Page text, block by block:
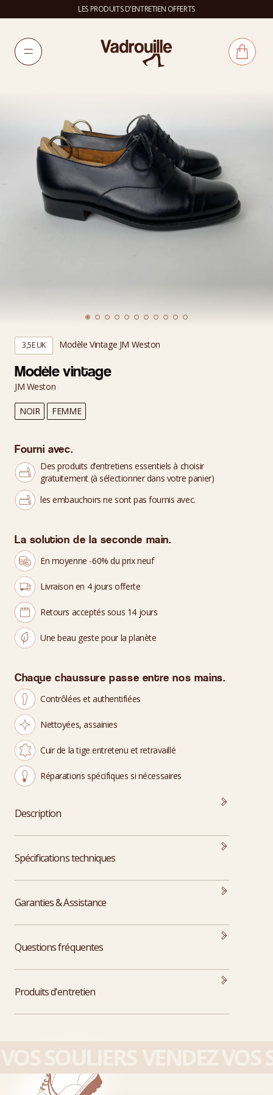
LES PRODUITS D'ENTRETIEN OFFERTS
3,5E UK Modèle Vintage JM Weston
Modèle vintage
JM Weston
NOIR FEMME
Fourni avec.
Des produits d’entretiens essentiels à choisir
gratuitement (à sélectionner dans votre panier)
les embauchoirs ne sont pas fournis avec.
La solution de la seconde main.
En moyenne -60% du prix neuf
Livraison en 4 jours offerte
Retours acceptés sous 14 jours
Une beau geste pour la planète
Chaque chaussure passe entre nos mains.
Contrôlées et authentifiées
Nettoyées, assainies
Cuir de la tige entretenu et retravaillé
Réparations spécifiques si nécessaires
Description
Spécifications techniques
Garanties & Assistance
Questions fréquentes
Produits d'entretien